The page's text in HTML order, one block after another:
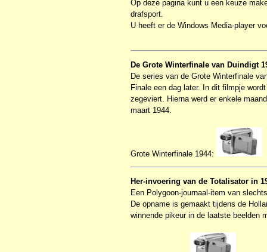
Op deze pagina kunt u een keuze
drafsport.
U heeft er de Windows Media-player
De Grote Winterfinale van Duindigt
De series van de Grote Winterfinale
Finale een dag later. In dit filmpje
zegeviert. Hierna werd er enkele
maart 1944.
Grote Winterfinale 1944:
Her-invoering van de Totalisator in
Een Polygoon-journaal-item van
De opname is gemaakt tijdens de
winnende pikeur in de laatste beelden